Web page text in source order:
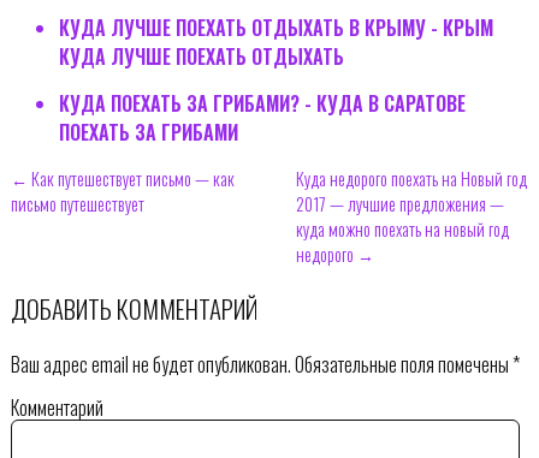
КУДА ЛУЧШЕ ПОЕХАТЬ ОТДЫХАТЬ В КРЫМУ - КРЫМ
КУДА ЛУЧШЕ ПОЕХАТЬ ОТДЫХАТЬ
КУДА ПОЕХАТЬ ЗА ГРИБАМИ? - КУДА В САРАТОВЕ
ПОЕХАТЬ ЗА ГРИБАМИ
← Как путешествует письмо — как
письмо путешествует
Куда недорого поехать на Новый год
2017 — лучшие предложения —
куда можно поехать на новый год
недорого →
ДОБАВИТЬ КОММЕНТАРИЙ
Ваш адрес email не будет опубликован.Обязательные поля помечены*
Комментарий